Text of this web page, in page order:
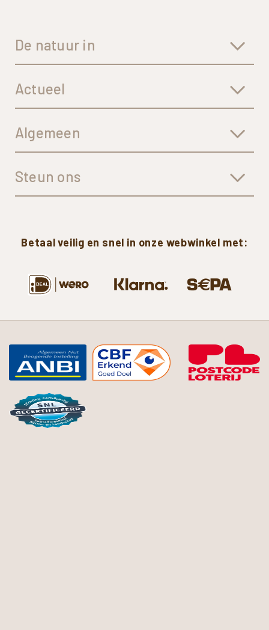
De natuur in
Actueel
Algemeen
Steun ons
Betaal veilig en snel in onze webwinkel met: